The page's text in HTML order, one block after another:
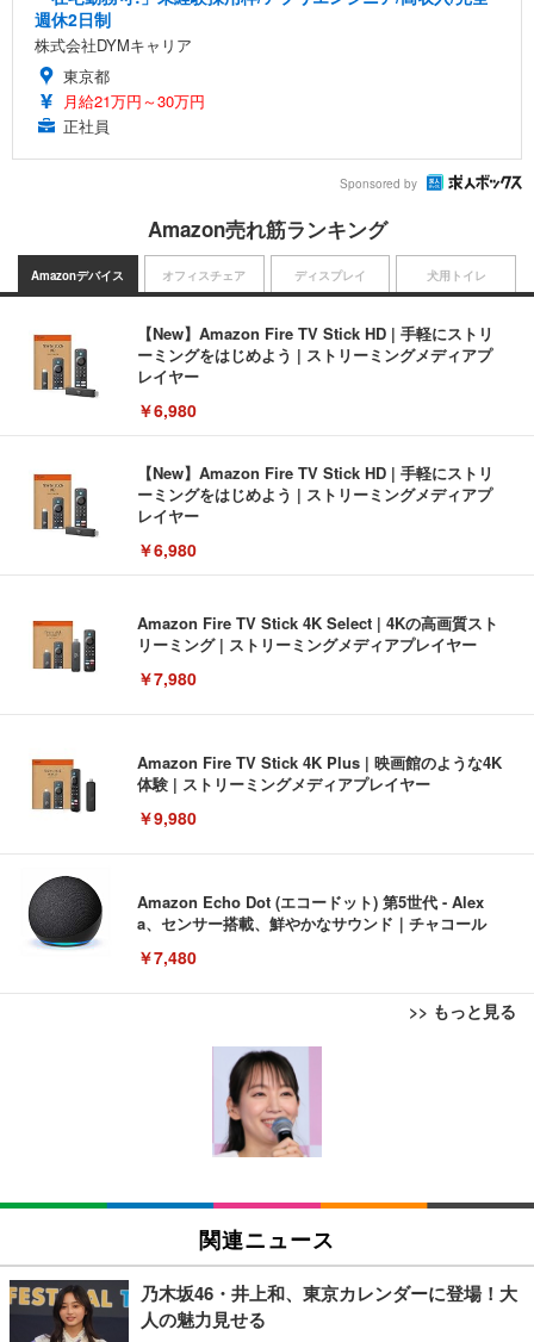
週休2日制
株式会社DYMキャリア
東京都
月給21万円～30万円
正社員
Sponsored by
Amazon売れ筋ランキング
Amazonデバイス
【New】Amazon Fire TV Stick HD | 手軽にストリ
ーミングをはじめよう | ストリーミングメディアプ
レイヤー
￥6,980
【New】Amazon Fire TV Stick HD | 手軽にストリ
ーミングをはじめよう | ストリーミングメディアプ
レイヤー
￥6,980
Amazon Fire TV Stick 4K Select | 4Kの高画質スト
リーミング | ストリーミングメディアプレイヤー
￥7,980
Amazon Fire TV Stick 4K Plus | 映画館のような4K
体験 | ストリーミングメディアプレイヤー
￥9,980
Amazon Echo Dot (エコードット) 第5世代 - Alex
a、センサー搭載、鮮やかなサウンド｜チャコール
￥7,480
>> もっと見る
オフィスチェア
[EdoErgo] オフィスチェア 椅子 テレワーク 疲れな
い 跳ね上げ式アームレスト コンパクト 約105度ロッ
キング pc 事務椅子 360度回転 座面昇降 強化ナイロ
ン樹脂ベース 通気性メッシュ 在宅ワーク H-WY01
(黒網+黒枠+黒足)
SIHOO B100 オフィスチェア／デスクチェア メッシ
ュチェア 人間工学 疲れない ブラック
￥27,999
ディスプレイ
EIZO ビジネス向けプレミアムモニター | FlexScan
EV3240X-WT | 31.5型4K UHD・USB Type-C・ホワ
EIZO ビジネス向けプレミアムモニター | FlexScan
￥109,572
犬用トイレ
Amazonベーシック ペットシーツ 薄型 レギュラー 1
回使い捨て 無香料 ホワイト 300枚
Amazonベーシック ペットシーツ 厚型 ワイド 42枚
x2袋(84枚) ホワイト(吸収面:ライトブルー)
￥3,234
関連ニュース
乃木坂46・井上和、東京カレンダーに登場！大
人の魅力見せる